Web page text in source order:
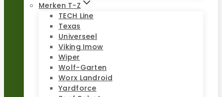
Merken T-Z
TECH Line
Texas
Universeel
Viking Imow
Wiper
Wolf-Garten
Worx Landroid
Yardforce